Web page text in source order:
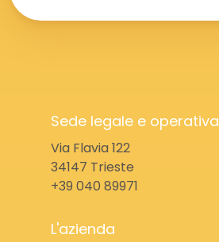
Sede legale e operativa
Via Flavia 122
34147 Trieste
+39 040 89971
L'azienda